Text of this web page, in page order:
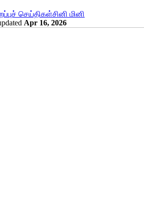
செய்திகள்சினி மினி
Apr 16, 2026